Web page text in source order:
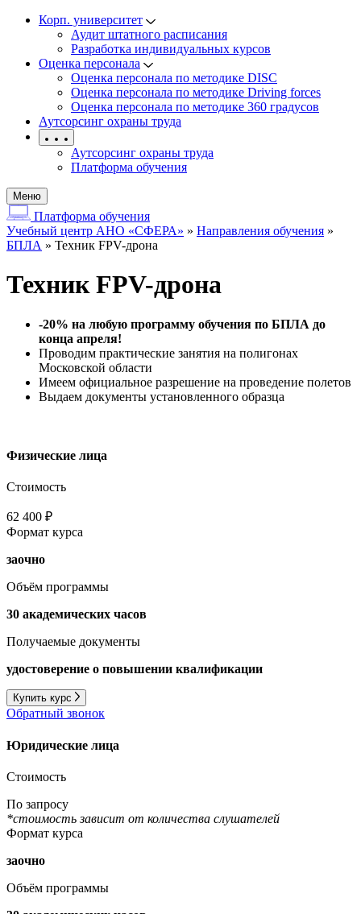
Корп. университет
Аудит штатного расписания
Разработка индивидуальных курсов
Оценка персонала
Оценка персонала по методике DISC
Оценка персонала по методике Driving forces
Оценка персонала по методике 360 градусов
Аутсорсинг охраны труда
Аутсорсинг охраны труда
Платформа обучения
Меню
Платформа обучения
Учебный центр АНО «СФЕРА» » Направления обучения »
БПЛА » Техник FPV-дрона
Техник FPV-дрона
-20% на любую программу обучения по БПЛА до
конца апреля!
Проводим практические занятия на полигонах
Московской области
Имеем официальное разрешение на проведение полетов
Выдаем документы установленного образца
Физические лица
Стоимость
62 400 ₽
Формат курса
заочно
Объём программы
30 академических часов
Получаемые документы
удостоверение о повышении квалификации
Купить курс
Обратный звонок
Юридические лица
Стоимость
По запросу
*стоимость зависит от количества слушателей
Формат курса
заочно
Объём программы